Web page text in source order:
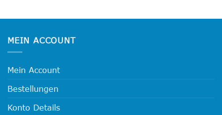
Die
auf
Produktseite
werden
MEIN ACCOUNT
Mein Account
Bestellungen
Konto Details